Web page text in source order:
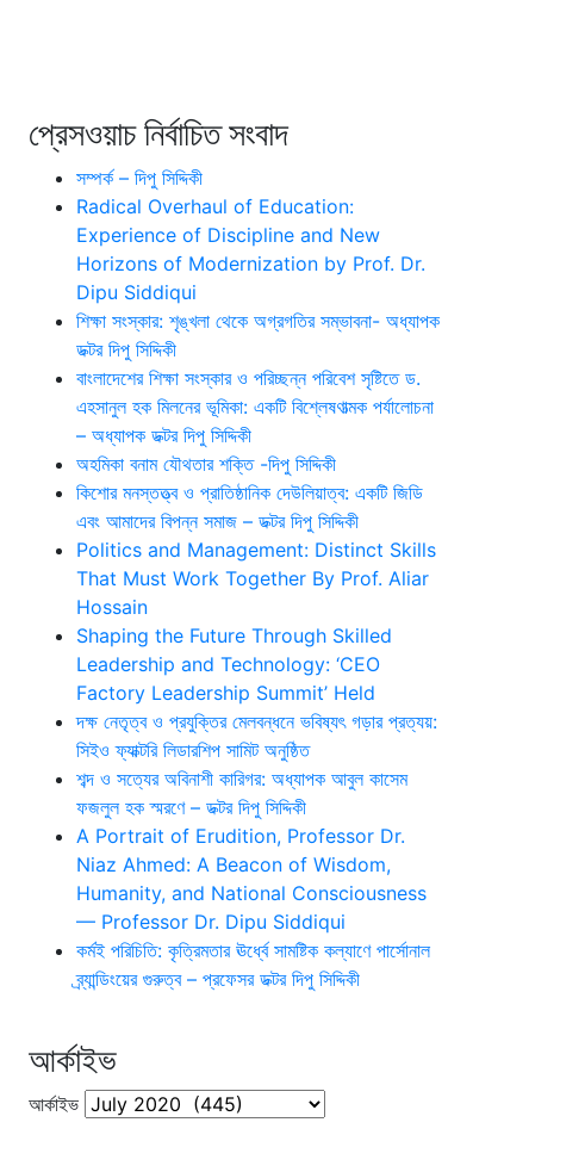
প্রেসওয়াচ নির্বাচিত সংবাদ
সম্পর্ক – দিপু সিদ্দিকী
Radical Overhaul of Education:
Experience of Discipline and New
Horizons of Modernization by Prof. Dr.
Dipu Siddiqui
শিক্ষা সংস্কার: শৃঙ্খলা থেকে অগ্রগতির সম্ভাবনা- অধ্যাপক
ডক্টর দিপু সিদ্দিকী
বাংলাদেশের শিক্ষা সংস্কার ও পরিচ্ছন্ন পরিবেশ সৃষ্টিতে ড.
এহসানুল হক মিলনের ভূমিকা: একটি বিশ্লেষণাত্মক পর্যালোচনা
– অধ্যাপক ডক্টর দিপু সিদ্দিকী
অহমিকা বনাম যৌথতার শক্তি -দিপু সিদ্দিকী
কিশোর মনস্তত্ত্ব ও প্রাতিষ্ঠানিক দেউলিয়াত্ব: একটি জিডি
এবং আমাদের বিপন্ন সমাজ – ডক্টর দিপু সিদ্দিকী
Politics and Management: Distinct Skills
That Must Work Together By Prof. Aliar
Hossain
Shaping the Future Through Skilled
Leadership and Technology: ‘CEO
Factory Leadership Summit’ Held
দক্ষ নেতৃত্ব ও প্রযুক্তির মেলবন্ধনে ভবিষ্যৎ গড়ার প্রত্যয়:
সিইও ফ্যাক্টরি লিডারশিপ সামিট অনুষ্ঠিত
শব্দ ও সত্যের অবিনাশী কারিগর: অধ্যাপক আবুল কাসেম
ফজলুল হক স্মরণে – ডক্টর দিপু সিদ্দিকী
A Portrait of Erudition, Professor Dr.
Niaz Ahmed: A Beacon of Wisdom,
Humanity, and National Consciousness
— Professor Dr. Dipu Siddiqui
কর্মই পরিচিতি: কৃত্রিমতার ঊর্ধ্বে সামষ্টিক কল্যাণে পার্সোনাল
ব্র্যান্ডিংয়ের গুরুত্ব – প্রফেসর ডক্টর দিপু সিদ্দিকী
আর্কাইভ
আর্কাইভ